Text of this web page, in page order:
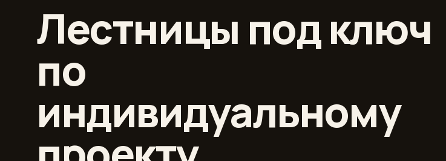
Лестницы под ключ
по
индивидуальному